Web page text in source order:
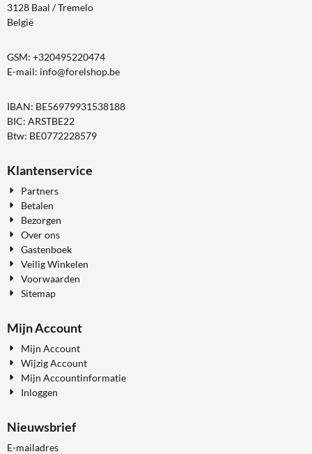
3128 Baal / Tremelo
België
GSM: +320495220474
E-mail: info@forelshop.be
IBAN: BE56979931538188
BIC: ARSTBE22
Btw: BE0772228579
Klantenservice
Partners
Betalen
Bezorgen
Over ons
Gastenboek
Veilig Winkelen
Voorwaarden
Sitemap
Mijn Account
Mijn Account
Wijzig Account
Mijn Accountinformatie
Inloggen
Nieuwsbrief
E-mailadresVul je e-mailadres in voor de nieuwsbrief